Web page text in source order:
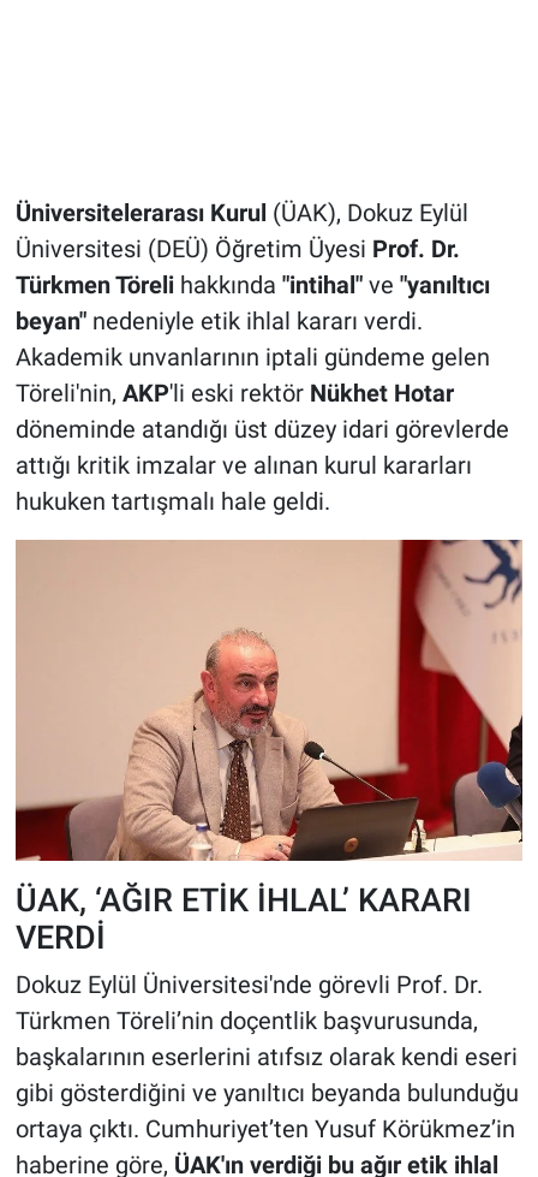
Üniversitelerarası Kurul (ÜAK), Dokuz Eylül
Üniversitesi (DEÜ) Öğretim Üyesi Prof. Dr.
Türkmen Törelihakkında "intihal"ve "yanıltıcı
beyan"nedeniyle etik ihlal kararı verdi.
Akademik unvanlarının iptali gündeme gelen
Töreli'nin, AKP'li eski rektör Nükhet Hotar
döneminde atandığı üst düzey idari görevlerde
attığı kritik imzalar ve alınan kurul kararları
hukuken tartışmalı hale geldi.
ÜAK, ‘AĞIR ETİK İHLAL’ KARARI
VERDİ
Dokuz Eylül Üniversitesi'nde görevli Prof. Dr.
Türkmen Töreli’nin doçentlik başvurusunda,
başkalarının eserlerini atıfsız olarak kendi eseri
gibi gösterdiğini ve yanıltıcı beyanda bulunduğu
ortaya çıktı. Cumhuriyet’ten Yusuf Körükmez’in
haberine göre, ÜAK'ın verdiği bu ağır etik ihlal